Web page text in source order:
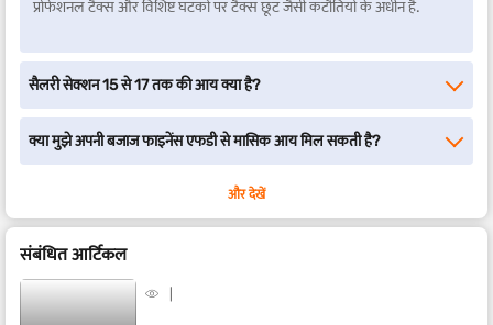
प्रोफेशनल टैक्स और विशिष्ट घटकों पर टैक्स छूट जैसी कटौतियों के अधीन है.
सैलरी सेक्शन 15 से 17 तक की आय क्या है?
क्या मुझे अपनी बजाज फाइनेंस एफडी से मासिक आय मिल सकती है?
और देखें
संबंधित आर्टिकल